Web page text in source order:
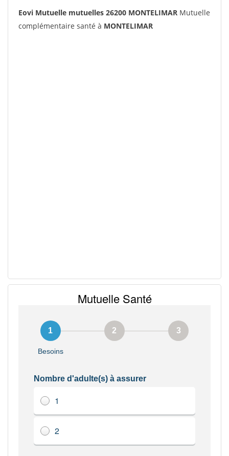
Eovi Mutuelle mutuelles 26200 MONTELIMAR Mutuelle
complémentaire santé à MONTELIMAR